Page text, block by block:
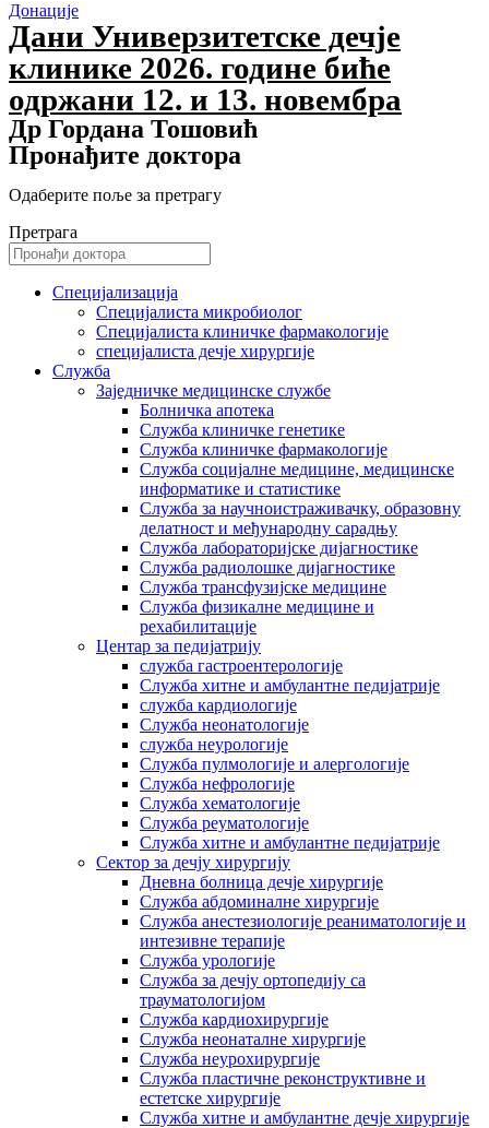
Донације
Дани Универзитетске дечје
клинике 2026. године биће
одржани 12. и 13. новембра
Др Гордана Тошовић
Пронађите доктора
Одаберите поље за претрагу
Претрага
Специјализација
Специјалиста микробиолог
Специјалиста клиничке фармакологије
специјалиста дечје хирургије
Служба
Заједничке медицинске службе
Болничка апотека
Служба клиничке генетике
Служба клиничке фармакологије
Служба социјалне медицине, медицинске
информатике и статистике
Служба за научноистраживачку, образовну
делатност и међународну сарадњу
Служба лабораторијске дијагностике
Служба радиолошке дијагностике
Служба трансфузијске медицине
Служба физикалне медицине и
рехабилитације
Центар за педијатрију
служба гастроентерологије
Служба хитне и амбулантне педијатрије
служба кардиологије
Служба неонатологије
служба неурологије
Служба пулмологије и алергологије
Служба нефрологије
Служба хематологије
Служба реуматологије
Служба хитне и амбулантне педијатрије
Сектор за дечју хирургију
Дневна болница дечје хирургије
Служба абдоминалне хирургије
Служба анестезиологије реаниматологије и
интезивне терапије
Служба урологије
Служба за дечју ортопедију са
трауматологијом
Служба кардиохирургије
Служба неонаталне хирургије
Служба неурохирургије
Служба пластичне реконструктивне и
естетске хирургије
Служба хитне и амбулантне дечје хирургије